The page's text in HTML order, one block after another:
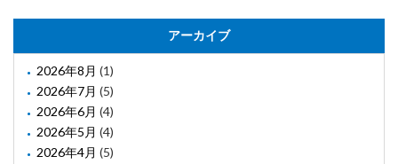
アーカイブ
2026年8月 (1)
2026年7月 (5)
2026年6月 (4)
2026年5月 (4)
2026年4月 (5)